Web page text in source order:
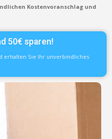
Kostenvoranschlag und
50€ sparen!
erhalten Sie Ihr unverbindliches